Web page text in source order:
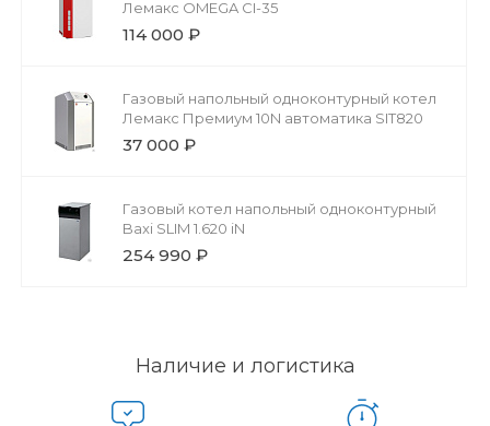
Лемакс OMEGA CI-35
114 000 ₽
Газовый напольный одноконтурный котел
Лемакс Премиум 10N автоматика SIT820
37 000 ₽
Газовый котел напольный одноконтурный
Baxi SLIM 1.620 iN
254 990 ₽
Наличие и логистика